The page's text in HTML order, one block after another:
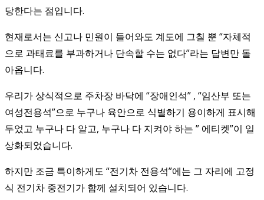
당한다는 점입니다.
현재로서는 신고나 민원이 들어와도 계도에 그칠 뿐 “자체적
으로 과태료를 부과하거나 단속할 수는 없다”라는 답변만 돌
아옵니다.
우리가 상식적으로 주차장 바닥에 “장애인석” , “임산부 또는
여성전용석”으로 누구나 육안으로 식별하기 용이하게 표시해
두었고 누구나 다 알고, 누구나 다 지켜야 하는 ” 에티켓”이 일
상화되었습니다.
하지만 조금 특이하게도 “전기차 전용석”에는 그 자리에 고정
식 전기차 중전기가 함께 설치되어 있습니다.